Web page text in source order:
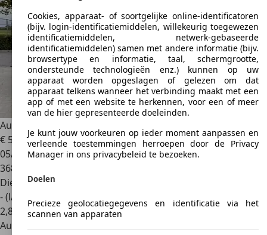
Audi Q7
€ 5.950
05/2006
368.431 km
Diesel
- (l/100 km)
2,8
Autobedrijf
Cookies, apparaat- of soortgelijke online-identificatoren
(bijv. login-identificatiemiddelen, willekeurig toegewezen
identificatiemiddelen, netwerk-gebaseerde
identificatiemiddelen) samen met andere informatie (bijv.
browsertype en informatie, taal, schermgrootte,
ondersteunde technologieën enz.) kunnen op uw
apparaat worden opgeslagen of gelezen om dat
apparaat telkens wanneer het verbinding maakt met een
app of met een website te herkennen, voor een of meer
van de hier gepresenteerde doeleinden.
Je kunt jouw voorkeuren op ieder moment aanpassen en
verleende toestemmingen herroepen door de Privacy
Manager in ons privacybeleid te bezoeken.
Doelen
Precieze geolocatiegegevens en identificatie via het
scannen van apparaten